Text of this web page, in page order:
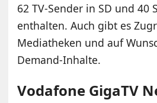
62 TV-Sender in SD und 40
enthalten. Auch gibt es
Mediatheken und auf
Demand-Inhalte.
Vodafone GigaTV